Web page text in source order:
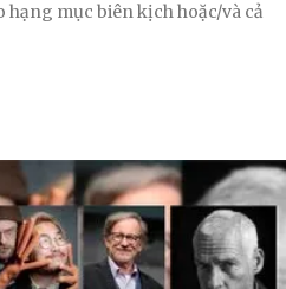
hạng mục biên kịch hoặc/và cả